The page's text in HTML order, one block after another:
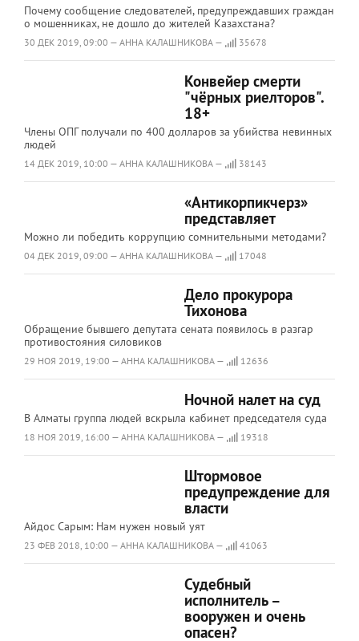
Почему сообщение следователей, предупреждавших граждан
о мошенниках, не дошло до жителей Казахстана?
30 ДЕК 2019, 09:00 — АННА КАЛАШНИКОВА — 35678
Конвейер смерти
"чёрных риелторов".
18+
Члены ОПГ получали по 400 долларов за убийства невинных
людей
14 ДЕК 2019, 10:00 — АННА КАЛАШНИКОВА — 38143
«Антикорпикчерз»
представляет
Можно ли победить коррупцию сомнительными методами?
04 ДЕК 2019, 09:00 — АННА КАЛАШНИКОВА — 17048
​​​​​​​Дело прокурора
Тихонова
Обращение бывшего депутата cената появилось в разгар
противостояния силовиков
29 НОЯ 2019, 19:00 — АННА КАЛАШНИКОВА — 12636
​​​​​​​Ночной налет на суд
В Алматы группа людей вскрыла кабинет председателя суда
18 НОЯ 2019, 16:00 — АННА КАЛАШНИКОВА — 19318
Штормовое
предупреждение для
власти
Айдос Сарым: Нам нужен новый уят
23 ФЕВ 2018, 10:00 — АННА КАЛАШНИКОВА — 41063
Судебный
исполнитель –
вооружен и очень
опасен?